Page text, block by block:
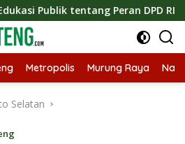
tentang Peran DPD RI
Metropolis Murung Raya
Selatan